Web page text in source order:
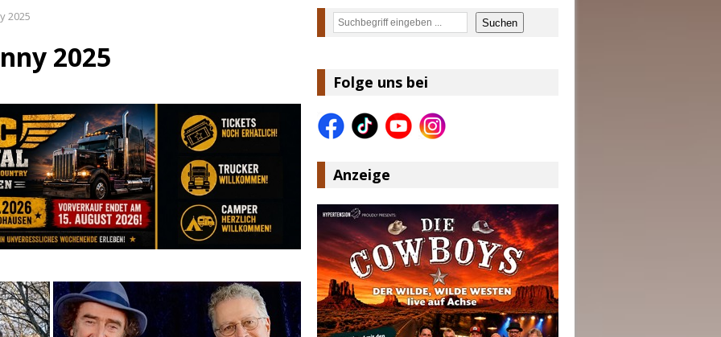
Volt – „Sound Signal Serenades“ erscheint am 28. August
Music Hot News – 2. August 2026: Dolly Parton, Bill Anderson und Shaboozey im Fokus
Johnson & The Hollywood Hillbillies kündigen neues Album mit „Better Days Ahead“ an
für Euer Vertrauen: Country.de erreicht täglich rund 10.000 Leser
2025
2025
Suchen Suchen
Folge uns bei
Anzeige